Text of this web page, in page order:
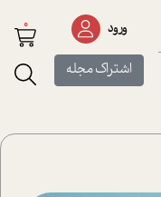
ورود
اشتراک مجله
0